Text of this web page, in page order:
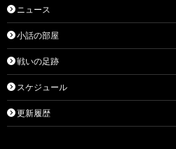
ニュース
小話の部屋
戦いの足跡
スケジュール
更新履歴